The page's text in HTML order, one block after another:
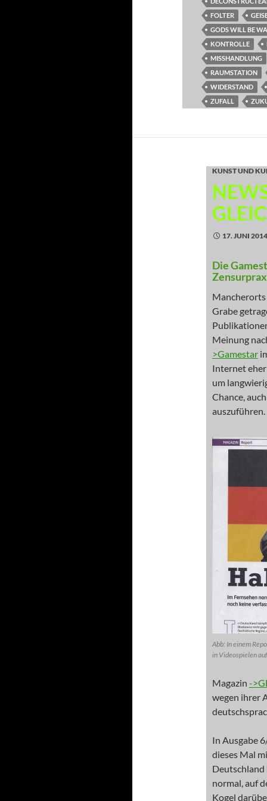
FOLTER
GODS WILL BE
KONTROLLE
MISSHANDLUNG
RAUMSTATION
WIDERSTAND
ZUFALL
KUNST UND
17. JUNI 2014
Die
Grabe
Meinung
>Gamestar
Internet
um
Chance,
auszuführen.
Abb: In einem
in Videospielen
Magazin -
wegen ihrer
In Ausgabe
dieses Mal
Deutschland
normal, auf
Kogel